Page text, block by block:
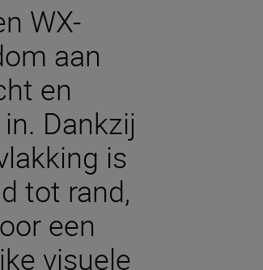
WX-
aan
en
Dankzij
is
tot rand,
een
visuele